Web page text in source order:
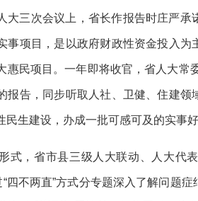
大三次会议上，省长作报告时庄严
事项目，是以政府财政性资金投入
惠民项目。一年即将收官，省人大常
报告，同步听取人社、卫健、住建
民生建设，办成一批可感可及的实事
式，省市县三级人大联动、人大代
“四不两直”方式分专题深入了解问题